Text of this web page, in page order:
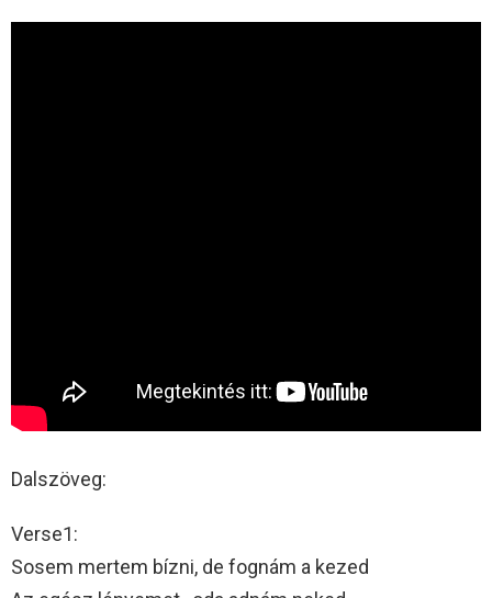
Dalszöveg:
Verse1:
Sosem mertem bízni, de fognám a kezed